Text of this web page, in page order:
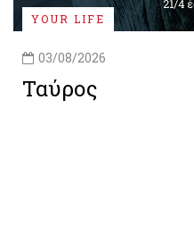
YOUR LIFE
03/08/2026
Ταύρος